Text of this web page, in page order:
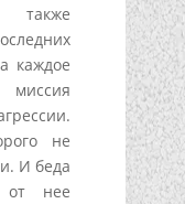
также
каждое
миссия
не
И беда
от нее